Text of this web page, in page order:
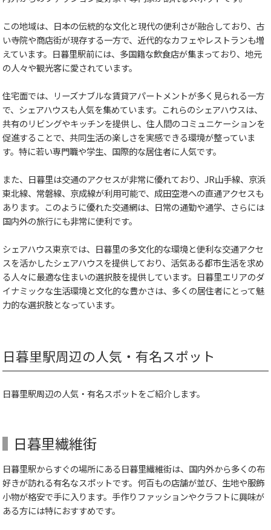
この地域は、日本の伝統的な文化と現代の便利さが融合しており、古
い寺院や商店街が現存する一方で、近代的なカフェやレストランも増
えています。日暮里駅前には、多国籍な飲食店が集まっており、地元
の人々や観光客に愛されています。
住宅面では、リーズナブルな賃貸アパートメントが多く見られる一方
で、シェアハウスも人気を集めています。これらのシェアハウスは、
共有のリビングやキッチンを提供し、住人間のコミュニケーションを
促進することで、共同生活の楽しさを実感できる環境が整っていま
す。特に若い専門職や学生、国際的な居住者に人気です。
また、日暮里は交通のアクセスが非常に優れており、JR山手線、京浜
東北線、常磐線、京成線が利用可能で、成田空港への直通アクセスも
あります。このように優れた交通網は、日常の通勤や通学、さらには
国内外の旅行にも非常に便利です。
シェアハウス東京では、日暮里の多文化的な環境と便利な交通アクセ
スを活かしたシェアハウスを提供しており、活気ある都市生活を求め
る人々に最適な住まいの選択肢を提供しています。日暮里エリアのダ
イナミックな生活環境と文化的な豊かさは、多くの居住者にとって魅
力的な選択肢となっています。
日暮里駅周辺の人気・有名スポット
日暮里駅周辺の人気・有名スポットをご紹介します。
日暮里繊維街
日暮里駅からすぐの場所にある日暮里繊維街は、国内外から多くの布
好きが訪れる有名なスポットです。何百もの店舗が並び、生地や服飾
小物が格安で手に入ります。手作りファッションやクラフトに興味が
ある方には特におすすめです。